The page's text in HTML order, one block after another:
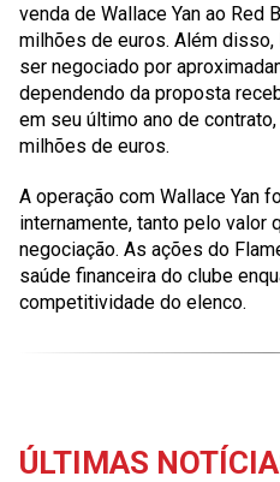
venda de Wallace Yan ao Red
milhões de euros. Além
ser negociado por
dependendo da proposta
em seu último ano de
milhões de euros.
A operação com Wallace Yan
internamente, tanto pelo valor
negociação. As ações do
saúde financeira do clube
competitividade do elenco.
ÚLTIMAS